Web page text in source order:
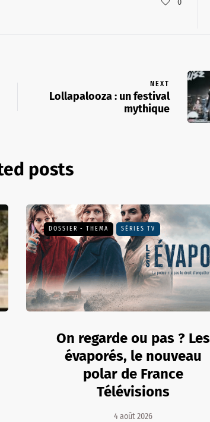
NEXT
Lollapalooza : un festival
mythique
posts
DOSSIER - THEMA SÉRIES TV
On regarde ou pas ? Les
évaporés, le nouveau
polar de France
Télévisions
4 août 2026